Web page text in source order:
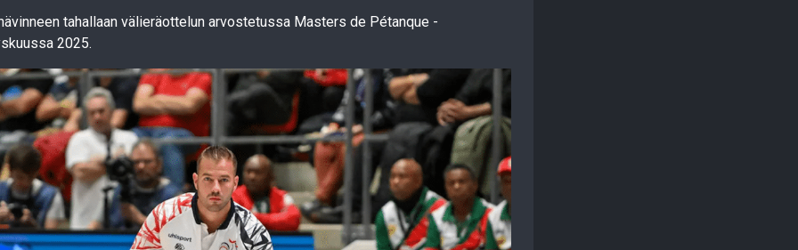
tahallaan välieräottelun arvostetussa Masters de Pétanque -
2025.